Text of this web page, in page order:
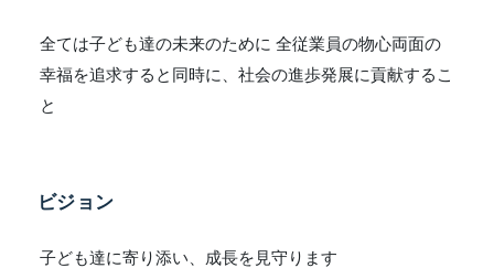
全ては子ども達の未来のために 全従業員の物心両面の
幸福を追求すると同時に、社会の進歩発展に貢献するこ
と
ビジョン
子ども達に寄り添い、成長を見守ります